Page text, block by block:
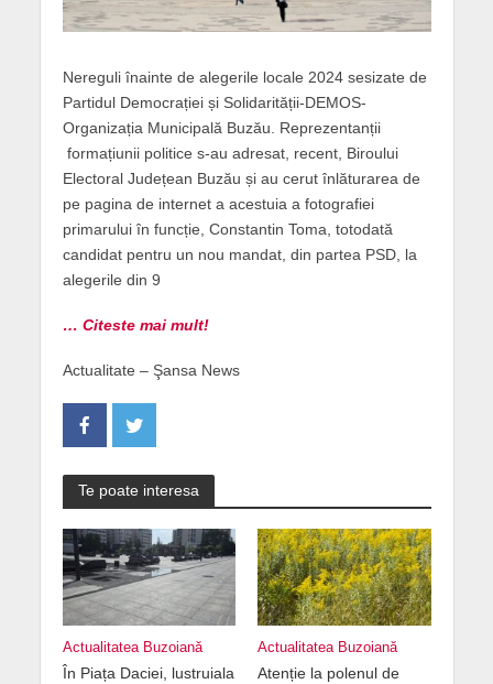
Nereguli înainte de alegerile locale 2024 sesizate de
Partidul Democrației și Solidarității-DEMOS-
Organizația Municipală Buzău. Reprezentanții
formațiunii politice s-au adresat, recent, Biroului
Electoral Județean Buzău și au cerut înlăturarea de
pe pagina de internet a acestuia a fotografiei
primarului în funcție, Constantin Toma, totodată
candidat pentru un nou mandat, din partea PSD, la
alegerile din 9
… Citeste mai mult!
Actualitate – Şansa News
Te poate interesa
Actualitatea Buzoiană
În Piața Daciei, lustruiala
Actualitatea Buzoiană
Atenție la polenul de